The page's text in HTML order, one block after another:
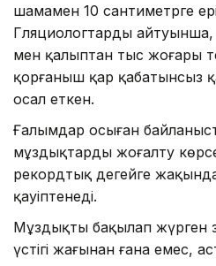
шамамен 10 сантиметрге
Гляциологтардың айтуынша,
мен қалыптан тыс жоғары
қорғаныш қар қабатынсыз
осал еткен.
Ғалымдар осыған
мұздықтардың жоғалту
рекордтық деңгейге
қауіптенеді.
Мұздықты бақылап жүрген
үстіңгі жағынан ғана емес,